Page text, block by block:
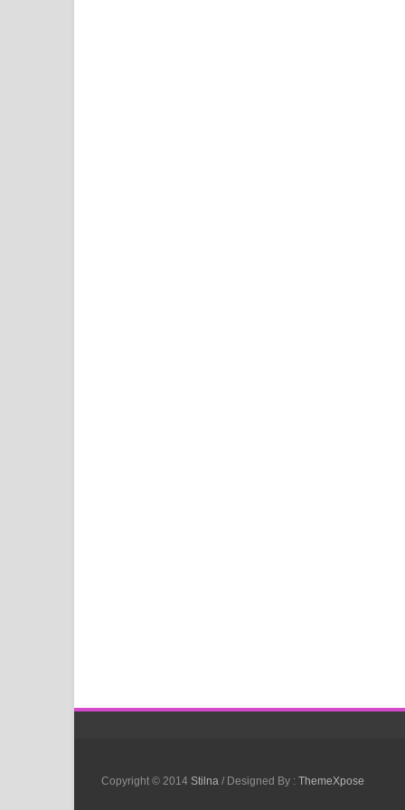
Copyright © 2014 Stilna / Designed By : ThemeXpose